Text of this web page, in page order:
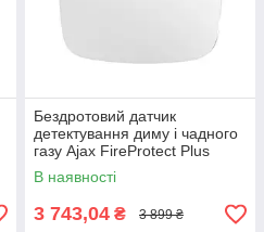
Бездротовий датчик
детектування диму і чадного
газу Ajax FireProtect Plus
White (25434.16.WH1)
В наявності
3 743,04 ₴ 3 899 ₴